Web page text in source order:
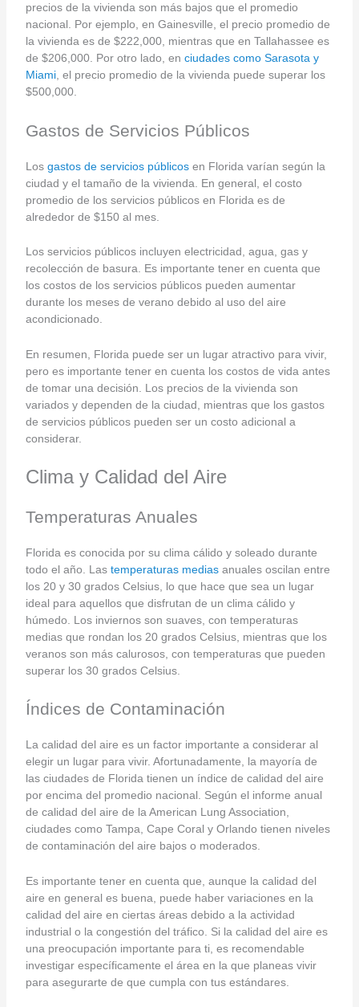
precios de la vivienda son más bajos que el promedio
nacional. Por ejemplo, en Gainesville, el precio promedio de
la vivienda es de $222,000, mientras que en Tallahassee es
de $206,000. Por otro lado, en ciudades como Sarasota y
Miami, el precio promedio de la vivienda puede superar los
$500,000.
Gastos de Servicios Públicos
Los gastos de servicios públicosen Florida varían según la
ciudad y el tamaño de la vivienda. En general, el costo
promedio de los servicios públicos en Florida es de
alrededor de $150 al mes.
Los servicios públicos incluyen electricidad, agua, gas y
recolección de basura. Es importante tener en cuenta que
los costos de los servicios públicos pueden aumentar
durante los meses de verano debido al uso del aire
acondicionado.
En resumen, Florida puede ser un lugar atractivo para vivir,
pero es importante tener en cuenta los costos de vida antes
de tomar una decisión. Los precios de la vivienda son
variados y dependen de la ciudad, mientras que los gastos
de servicios públicos pueden ser un costo adicional a
considerar.
Clima y Calidad del Aire
Temperaturas Anuales
Florida es conocida por su clima cálido y soleado durante
todo el año. Las temperaturas mediasanuales oscilan entre
los 20 y 30 grados Celsius, lo que hace que sea un lugar
ideal para aquellos que disfrutan de un clima cálido y
húmedo. Los inviernos son suaves, con temperaturas
medias que rondan los 20 grados Celsius, mientras que los
veranos son más calurosos, con temperaturas que pueden
superar los 30 grados Celsius.
Índices de Contaminación
La calidad del aire es un factor importante a considerar al
elegir un lugar para vivir. Afortunadamente, la mayoría de
las ciudades de Florida tienen un índice de calidad del aire
por encima del promedio nacional. Según el informe anual
de calidad del aire de la American Lung Association,
ciudades como Tampa, Cape Coral y Orlando tienen niveles
de contaminación del aire bajos o moderados.
Es importante tener en cuenta que, aunque la calidad del
aire en general es buena, puede haber variaciones en la
calidad del aire en ciertas áreas debido a la actividad
industrial o la congestión del tráfico. Si la calidad del aire es
una preocupación importante para ti, es recomendable
investigar específicamente el área en la que planeas vivir
para asegurarte de que cumpla con tus estándares.